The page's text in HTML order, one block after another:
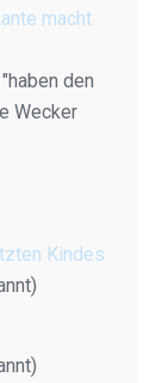
macht
den
Wecker
Kindes